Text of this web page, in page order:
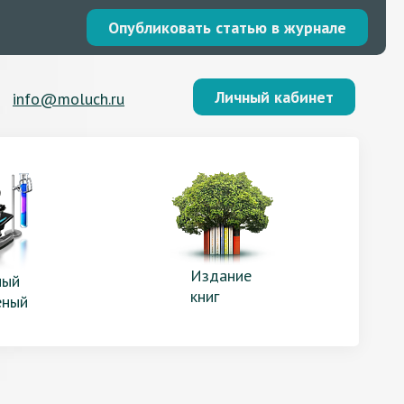
Опубликовать статью в журнале
info@moluch.ru Личный кабинет
Издание
книг